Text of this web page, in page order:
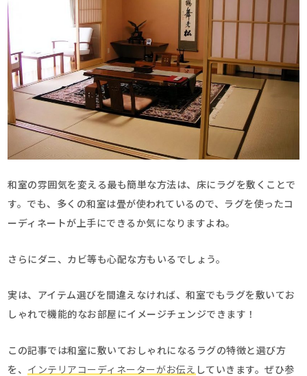
和室の雰囲気を変える最も簡単な方法は、床にラグを敷くことで
す。でも、多くの和室は畳が使われているので、ラグを使ったコ
ーディネートが上手にできるか気になりますよね。
さらにダニ、カビ等も心配な方もいるでしょう。
実は、アイテム選びを間違えなければ、和室でもラグを敷いてお
しゃれで機能的なお部屋にイメージチェンジできます！
この記事では和室に敷いておしゃれになるラグの特徴と選び方
を、 インテリアコーディネーターがお伝え
していきます。ぜひ参